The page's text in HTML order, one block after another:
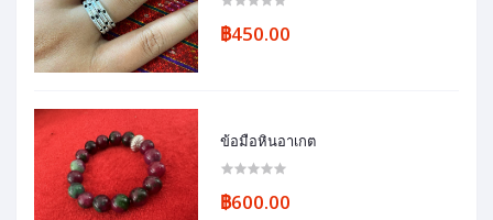
฿450.00
ข้อมือหินอาเกต
฿600.00